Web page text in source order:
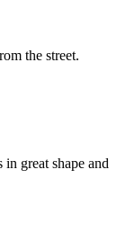
the street.
great shape and